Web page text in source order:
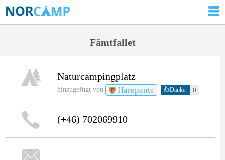
Fämtfallet
Naturcampingplatz
hinzugefügt von Harepants 👍Danke 0
(+46) 702069910